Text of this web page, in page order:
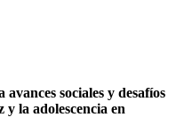
sociales y desafíos
y la adolescencia en